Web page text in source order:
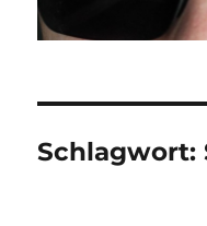
Schlagwort: